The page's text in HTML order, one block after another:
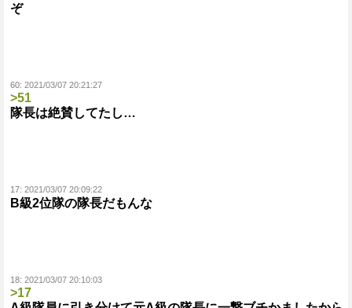
ぞ
60: 2021/03/07 20:21:27
>51
隊長は絶賛してたし…
17: 2021/03/07 20:09:22
B級2位隊の隊長だもんな
18: 2021/03/07 20:10:03
>17